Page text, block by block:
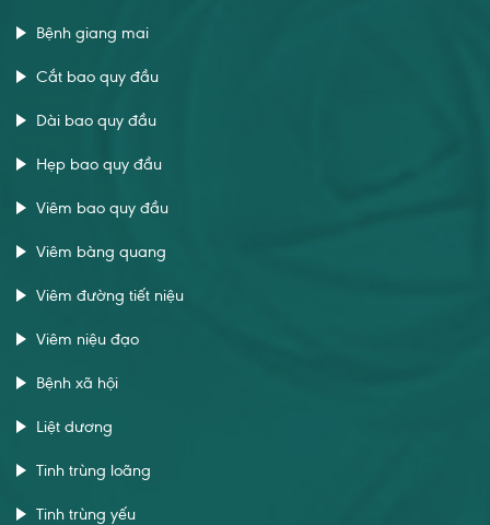
Bệnh giang mai
Cắt bao quy đầu
Dài bao quy đầu
Hẹp bao quy đầu
Viêm bao quy đầu
Viêm bàng quang
Viêm đường tiết niệu
Viêm niệu đạo
Bệnh xã hội
Liệt dương
Tinh trùng loãng
Tinh trùng yếu